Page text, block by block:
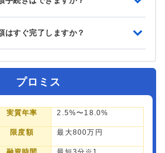
はすぐ完了しますか？
プロミス
実質年率 2.5%〜18.0%
限度額 最大800万円